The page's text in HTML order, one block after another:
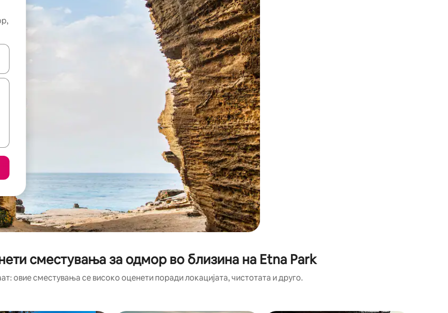
со стрелки нагоре и надолу или истражувајте со допирање или со лизгање.
сместувања за одмор во близина на Etna Park
овие сместувања се високо оценети поради локацијата, чистотата и друго.